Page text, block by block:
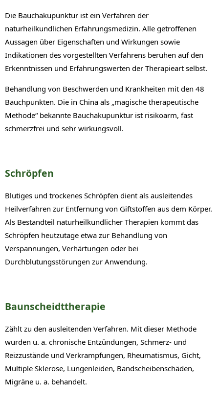
Die Bauchakupunktur ist ein Verfahren der
naturheilkundlichen Erfahrungsmedizin. Alle getroffenen
Aussagen über Eigenschaften und Wirkungen sowie
Indikationen des vorgestellten Verfahrens beruhen auf den
Erkenntnissen und Erfahrungswerten der Therapieart selbst.
Behandlung von Beschwerden und Krankheiten mit den 48
Bauchpunkten. Die in China als „magische therapeutische
Methode“ bekannte Bauchakupunktur ist risikoarm, fast
schmerzfrei und sehr wirkungsvoll.
Schröpfen
Blutiges und trockenes Schröpfen dient als ausleitendes
Heilverfahren zur Entfernung von Giftstoffen aus dem Körper.
Als Bestandteil naturheilkundlicher Therapien kommt das
Schröpfen heutzutage etwa zur Behandlung von
Verspannungen, Verhärtungen oder bei
Durchblutungsstörungen zur Anwendung.
Baunscheidttherapie
Zählt zu den ausleitenden Verfahren. Mit dieser Methode
wurden u. a. chronische Entzündungen, Schmerz- und
Reizzustände und Verkrampfungen, Rheumatismus, Gicht,
Multiple Sklerose, Lungenleiden, Bandscheibenschäden,
Migräne u. a. behandelt.